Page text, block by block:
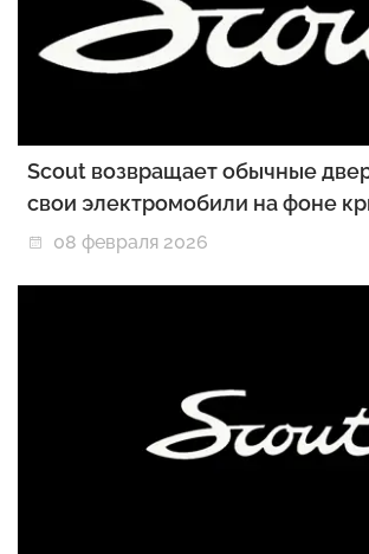
Scout возвращает обычные
свои электромобили на фоне
08 февраля 2026